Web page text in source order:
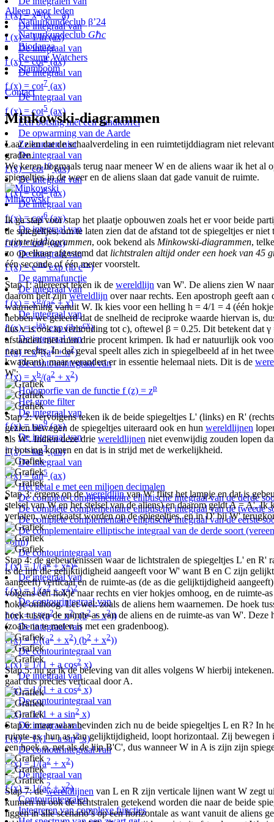
f (x) = xn/(x − a)
De integraal van
f (x) = 1/ln (ax)
De integraal van
f (x) = cot9(ax)
De integraal van
f (x) = cot7 (ax)
De integraal van
f (x) = cot5 (ax)
Een botsing met een zandkorrel
De opwarming van de Aarde
Ze kunnen niet
De integraal van
f (x) = cot10(ax)
De integraal van
f (x) = cot8(ax)
De integraal van
f (x) = cot6(ax)
De integraal van
f (x) = cot4(ax)
De integraal van
f (x) = eiaxexp (ib ecx)
De gammafunctie
De integraal van
f (x) = xb/(a2+ x)
De integraal van
f (x) = eiaxexp (ib ecx)
De integraal van
f (x) = xb/(a2+ x2)
De contourintegraal van
f (x) = xb/(a2 + x2)
Holomorfie van de functie f (z) = zp
Het grote filter
De integraal van
f (x) = tan9(ax)
De integraal van
f (x) = tan7(ax)
De integraal van
f (x) = tan5 (ax)
Het getal e met een miljoen decimalen
De complete complementaire elliptische integraal van de derde
De complete complementaire elliptische integraal van de tweede
De complete complementaire elliptische integraal van de eerste
De complementaire elliptische integraal van de derde soort
vorm)
De contourintegraal van
f (x) = 1/(a2+ x2)2
De integraal van
f (x) = 1/(a2 + x2)2
De contourintegraal van
f (x) = 1/((a2+ x2) (b2+ x2))
De integraal van
f (x) = 1/((a2 + x2) (b2 + x2))
De contourintegraal van
f (x) = 1/(1 + a cos2 x)
De integraal van
f (x) = 1/(1 + a cos2 x)
De contourintegraal van
f (x) = 1/(1 + a sin2 x)
De integraal van
f (x) = 1/(1 + a sin2x)
De contourintegraal van
f (x) = 1/(a2 + x2)
De integraal van
f (x) = 1/(a2+ x2)
Contourintegralen
Integreren van complexe functies
Alleen voor leden
Natuurkundeclub β’24
Natuurkundeclub Gℏc
Biodanza
Resumé Watchers
Stamboom
Contact
Minkowski-diagrammen
Laat zien dat de schaalverdeling in een ruimtetijddiagram niet
graden.
We keren nogmaals terug naar meneer W en de aliens waar ik het al
spiegeltjes in de weer en de aliens slaan dat gade vanuit de ruimte.
Minkowski
Ik ga stap voor stap het plaatje opbouwen zoals het er voor beide
de spiegeltjes, om te laten zien dat de afstand tot de spiegeltjes er
ruimtetijddiagrammen, ook bekend als Minkowski-diagrammen,
zo op elkaar afgestemd dat lichtstralen altijd onder een hoek van 45
één seconde of één meter voorstelt.
Stap 1: allereerst teken ik de wereldlijn van W'. De aliens zien W
daarom helt zijnwereldlijn over naar rechts. Een apostroph geeft
waarneming vanuit W. Ik kies voor een helling h = 4/1 = 4 (één
hebben we geleerd dat de snelheid de reciproke waarde hiervan is,
dus v is ook in verhouding tot c), oftewel β = 0.25. Dit betekent dat
afstanden met ruim drie procent krimpen. Ik had er natuurlijk ook
naar rechts. In dat geval speelt alles zich in spiegelbeeld af in het
kwadrant), maar verandert er in essentie helemaal niets. Dit is de
W':
Stap 2: vervolgens teken ik de beide spiegeltjes L' (links) en R'
gezien bewegen de spiegeltjes uiteraard ook en hun wereldlijnen
als W'. Indien deze drie wereldlijnen niet evenwijdig zouden lopen
in botsing komen en dat is in strijd met de werkelijkheid.
Stap 3: ergens op dewereldlijnvan W' flitst het lampje en dat is
stelsel van W en het stelsel van de aliens) en daarom geldt A = A'.
verlaten, weerkaatst worden op de spiegeltjes, en in D' bij W'
Stap 4: de gebeurtenissen waar de lichtstralen de spiegeltjes L' en
is de lijn die gelijktijdigheid aangeeft voor W' want B en C zijn
aangeeft) verticaal en de ruimte-as (de as die gelijktijdigheid
volgens één hokje naar rechts en vier hokjes omhoog, en de ruimte-
hokje omhoog. Let wel: zoals de aliens hem waarnemen. De hoek
hoek tussen de ruimte-as van de aliens en de ruimte-as van W'.
(zoals na te meten is met een gradenboog).
Stap 5: nu ga ik de beleving van dit alles volgens W hierbij
gaat dus precies verticaal door A.
Stap 6: maar waar bevinden zich nu de beide spiegeltjes L en R? In
ruimte-as, hun as van gelijktijdigheid, loopt horizontaal. Zij
een hoek φ, net als de lijn B'C', dus wanneer W in A is zijn zijn
Stap 7: dewereldlijnen van L en R zijn verticale lijnen want W zegt
kunnen nu ook de lichtstralen getekend worden die naar de beide
liggen in alle scenario’s op een horizontale as want vanuit de aliens